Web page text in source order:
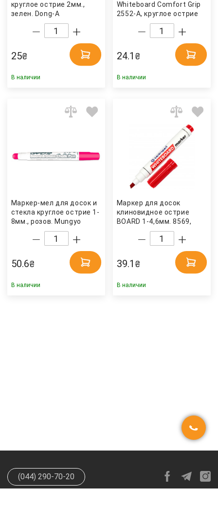
круглое острие 2мм.,
зелен. Dong-A
25₴
В наличии
Whiteboard Comfort Grip
2552-A, круглое острие
2мм., синий Axent
24.1 ₴
В наличии
Маркер-мел для досок и
стекла круглое острие 1-
8мм., розов. Mungyo
50.6₴
В наличии
Маркер для досок
клиновидное острие
BOARD 1-4,6мм. 8569,
красн. Centropen
39.1 ₴
В наличии
(044) 290-70-20